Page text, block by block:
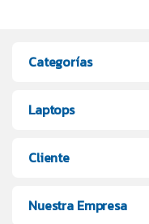
Categorías
Laptops
Cliente
Nuestra Empresa